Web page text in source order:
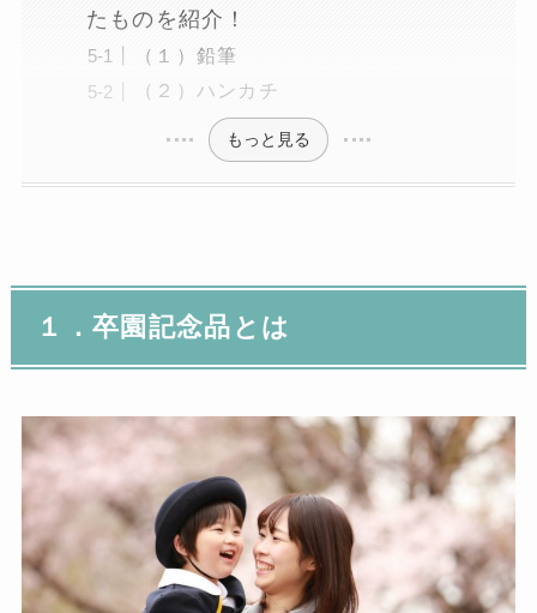
たものを紹介！
（１）鉛筆
（２）ハンカチ
もっと見る
１．卒園記念品とは